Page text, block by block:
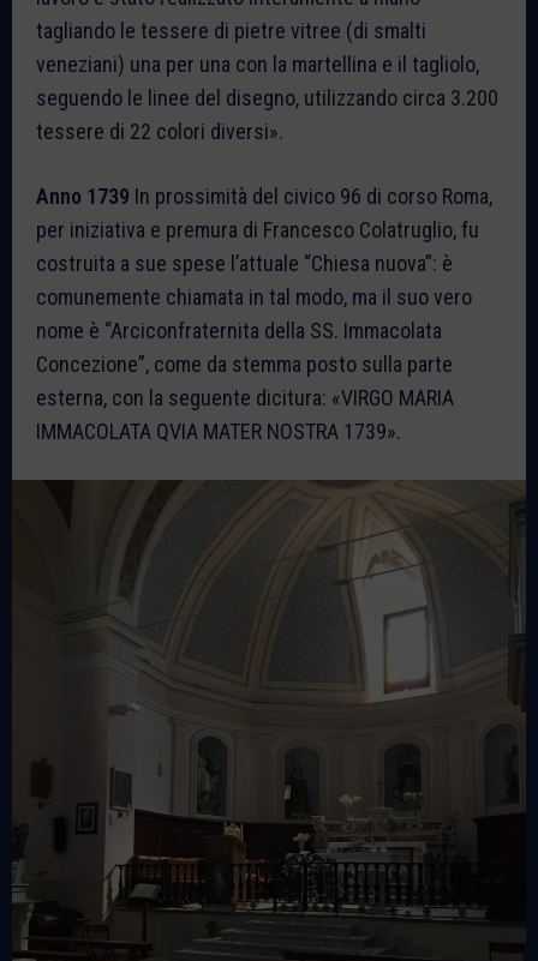
tagliando le tessere di pietre vitree (di smalti
veneziani) una per una con la martellina e il tagliolo,
seguendo le linee del disegno, utilizzando circa 3.200
tessere di 22 colori diversi».
Anno 1739 In prossimità del civico 96 di corso Roma,
per iniziativa e premura di Francesco Colatruglio, fu
costruita a sue spese l’attuale “Chiesa nuova”: è
comunemente chiamata in tal modo, ma il suo vero
nome è “Arciconfraternita della SS. Immacolata
Concezione”, come da stemma posto sulla parte
esterna, con la seguente dicitura: «VIRGO MARIA
IMMACOLATA QVIA MATER NOSTRA 1739».